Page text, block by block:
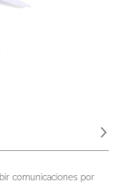
comunicaciones por